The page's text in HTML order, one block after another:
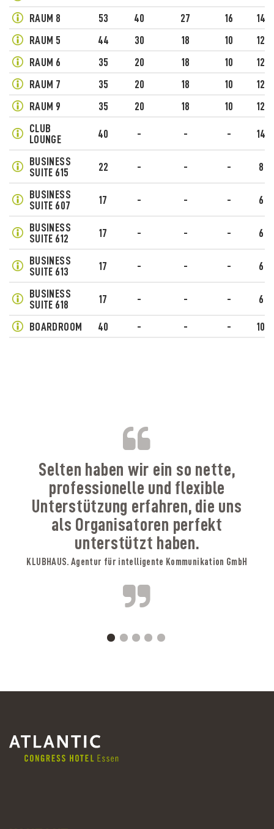
RAUM 8
53 40 27 16
14
RAUM 5
44 30 18 10
12
RAUM 6
35 20 18 10
12
RAUM 7
35 20 18 10
12
RAUM 9
35 20 18 10
12
CLUB
LOUNGE
40 - - - 14
BUSINESS
SUITE 615
22 - - - 8
BUSINESS
SUITE 607
17 - - - 6
BUSINESS
SUITE 612
17 - - - 6
BUSINESS
SUITE 613
17 - - - 6
BUSINESS
SUITE 618
17 - - - 6
BOARDROOM 40 - - - 10
B
Selten haben wir ein so nette,
professionelle und flexible
Unterstützung erfahren, die uns
als Organisatoren perfekt
unterstützt haben.
KLUBHAUS. Agentur für intelligente Kommunikation GmbH
A